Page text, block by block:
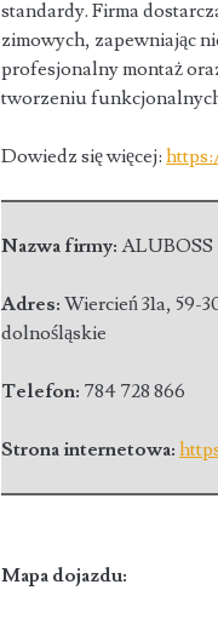
standardy. Firma
zimowych, zapewniając
profesjonalny montaż
tworzeniu
Dowiedz się więcej:
Nazwa firmy:ALUBOSS
Adres:Wiercień 31a,59-
dolnośląskie
Telefon: 784 728 866
Strona internetowa:
Mapa dojazdu: